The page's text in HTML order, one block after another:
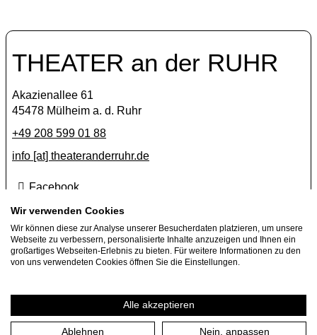
THEATER an der RUHR
Akazienallee 61
45478 Mülheim a. d. Ruhr
+49 208 599 01 88
info [​at​] theateranderruhr.de
Facebook
Instagram
Newsletter
Presse
Datenschutzerklärung Cookie-Einstellungen
Wir verwenden Cookies
Wir können diese zur Analyse unserer Besucherdaten platzieren, um unsere
Webseite zu verbessern, personalisierte Inhalte anzuzeigen und Ihnen ein
großartiges Webseiten-Erlebnis zu bieten. Für weitere Informationen zu den
von uns verwendeten Cookies öffnen Sie die Einstellungen.
Alle akzeptieren
Ablehnen Nein, anpassen